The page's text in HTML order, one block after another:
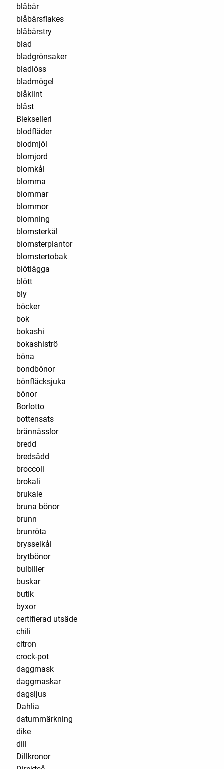
blåbär
blåbärsflakes
blåbärstry
blad
bladgrönsaker
bladlöss
bladmögel
blåklint
blåst
Blekselleri
blodfläder
blodmjöl
blomjord
blomkål
blomma
blommar
blommor
blomning
blomsterkål
blomsterplantor
blomstertobak
blötlägga
blött
bly
böcker
bok
bokashi
bokashiströ
böna
bondbönor
bönfläcksjuka
bönor
Borlotto
bottensats
brännässlor
bredd
bredsådd
broccoli
brokali
brukale
bruna bönor
brunn
brunröta
brysselkål
brytbönor
bulbiller
buskar
butik
byxor
certifierad utsäde
chili
citron
crock-pot
daggmask
daggmaskar
dagsljus
Dahlia
datummärkning
dike
dill
Dillkronor